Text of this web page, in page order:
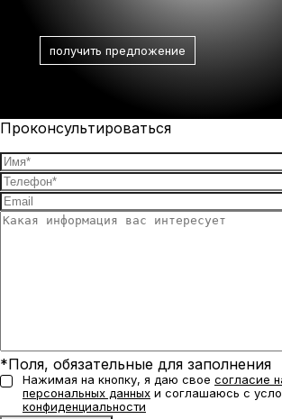
Проконсультироваться
*Поля, обязательные для заполнения
Нажимая на кнопку, я даю свое согласие
персональных данных и соглашаюсь с
конфиденциальности